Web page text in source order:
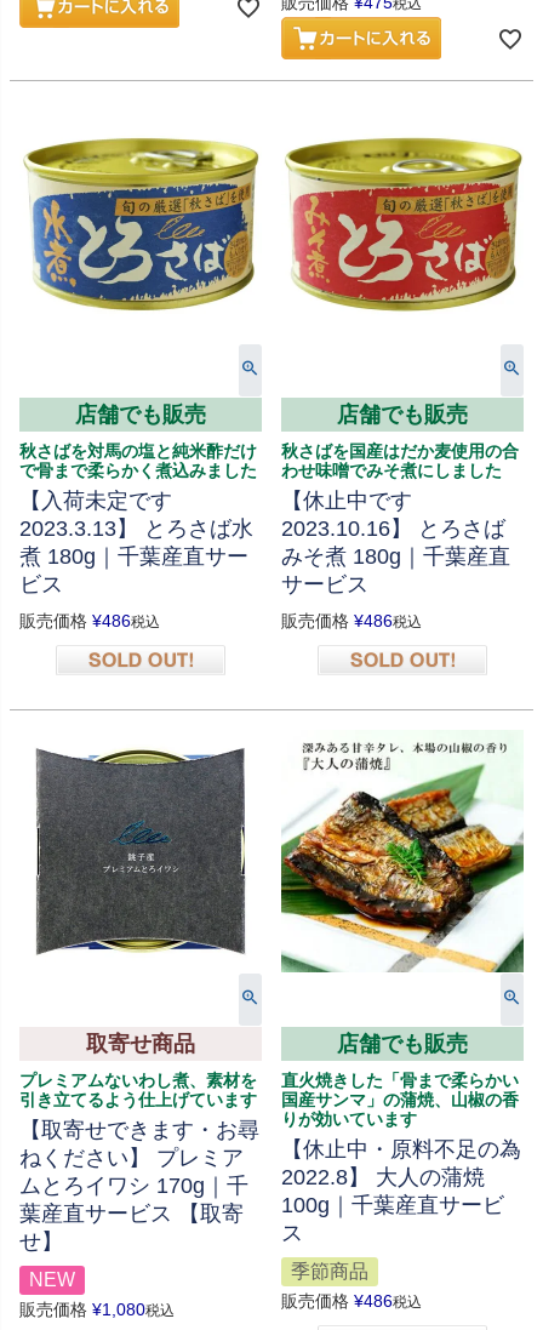
税込
店舗でも販売
秋さばを対馬の塩と純米酢だけ
で骨まで柔らかく煮込みました
【入荷未定です
2023.3.13】 とろさば水
煮 180g｜千葉産直サー
ビス
販売価格 ¥486税込
店舗でも販売
秋さばを国産はだか麦使用の合
わせ味噌でみそ煮にしました
【休止中です
2023.10.16】 とろさば
みそ煮 180g｜千葉産直
サービス
販売価格 ¥486税込
取寄せ商品
プレミアムないわし煮、素材を
引き立てるよう仕上げています
【取寄せできます・お尋
ねください】 プレミア
ムとろイワシ 170g｜千
葉産直サービス 【取寄
せ】
NEW
販売価格 ¥1,080税込
店舗でも販売
直火焼きした「骨まで柔らかい
国産サンマ」の蒲焼、山椒の香
りが効いています
【休止中・原料不足の為
2022.8】 大人の蒲焼
100g｜千葉産直サービ
ス
季節商品
販売価格 ¥486税込